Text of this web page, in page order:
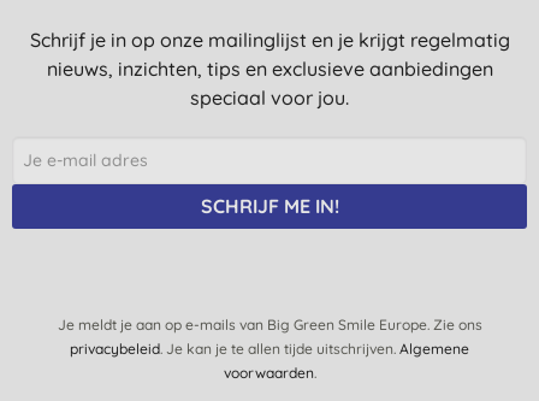
Schrijf je in op onze mailinglijst en je krijgt regelmatig
nieuws, inzichten, tips en exclusieve aanbiedingen
speciaal voor jou.
SCHRIJF ME IN!
Je meldt je aan op e-mails van Big Green Smile Europe. Zie ons
privacybeleid. Je kan je te allen tijde uitschrijven. Algemene
voorwaarden.